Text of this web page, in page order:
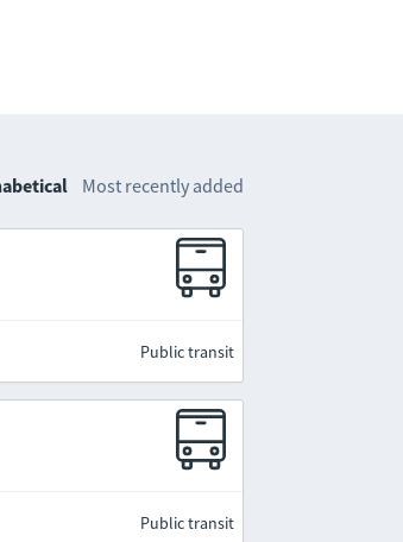
Most recently added
Public transit
Public transit